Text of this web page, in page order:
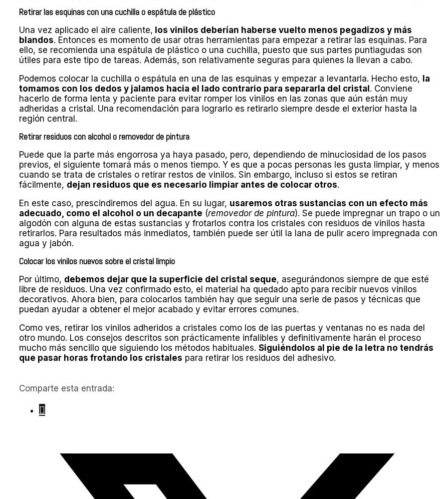
Retirar las esquinas con una cuchilla o espátula de plástico
Una vez aplicado el aire caliente, los vinilos deberían haberse vuelto menos pegadizos y más
blandos. Entonces es momento de usar otras herramientas para empezar a retirar las esquinas. Para
ello, se recomienda una espátula de plástico o una cuchilla, puesto que sus partes puntiagudas son
útiles para este tipo de tareas. Además, son relativamente seguras para quienes la llevan a cabo.
Podemos colocar la cuchilla o espátula en una de las esquinas y empezar a levantarla. Hecho esto, la
tomamos con los dedos y jalamos hacia el lado contrario para separarla del cristal . Conviene
hacerlo de forma lenta y paciente para evitar romper los vinilos en las zonas que aún están muy
adheridas a cristal. Una recomendación para lograrlo es retirarlo siempre desde el exterior hasta la
región central.
Retirar residuos con alcohol o removedor de pintura
Puede que la parte más engorrosa ya haya pasado, pero, dependiendo de minuciosidad de los pasos
previos, el siguiente tomará más o menos tiempo. Y es que a pocas personas les gusta limpiar, y menos
cuando se trata de cristales o retirar restos de vinilos. Sin embargo, incluso si estos se retiran
fácilmente, dejan residuos que es necesario limpiar antes de colocar otros.
En este caso, prescindiremos del agua. En su lugar, usaremos otras sustancias con un efecto más
adecuado, como el alcohol o un decapante (removedor de pintura). Se puede impregnar un trapo o un
algodón con alguna de estas sustancias y frotarlos contra los cristales con residuos de vinilos hasta
retirarlos. Para resultados más inmediatos, también puede ser útil la lana de pulir acero impregnada con
agua y jabón.
Colocar los vinilos nuevos sobre el cristal limpio
Por último, debemos dejar que la superficie del cristal seque, asegurándonos siempre de que esté
libre de residuos. Una vez confirmado esto, el material ha quedado apto para recibir nuevos vinilos
decorativos. Ahora bien, para colocarlos también hay que seguir una serie de pasos y técnicas que
puedan ayudar a obtener el mejor acabado y evitar errores comunes.
Como ves, retirar los vinilos adheridos a cristales como los de las puertas y ventanas no es nada del
otro mundo. Los consejos descritos son prácticamente infalibles y definitivamente harán el proceso
mucho más sencillo que siguiendo los métodos habituales. Siguiéndolos al pie de la letra no tendrás
que pasar horas frotando los cristales para retirar los residuos del adhesivo.
Comparte esta entrada: